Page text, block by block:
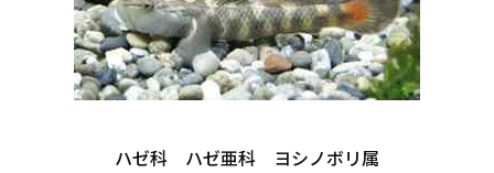
ハゼ科 ハゼ亜科 ヨシノボリ属